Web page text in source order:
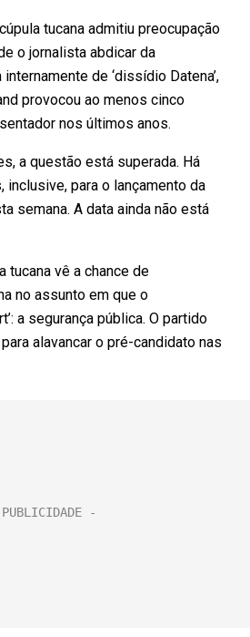
tucana admitiu preocupação
o jornalista abdicar da
de ‘dissídio Datena’,
provocou ao menos cinco
nos últimos anos.
a questão está superada. Há
inclusive, para o lançamento da
semana. A data ainda não está
tucana vê a chance de
no assunto em que o
a segurança pública. O partido
alavancar o pré-candidato nas